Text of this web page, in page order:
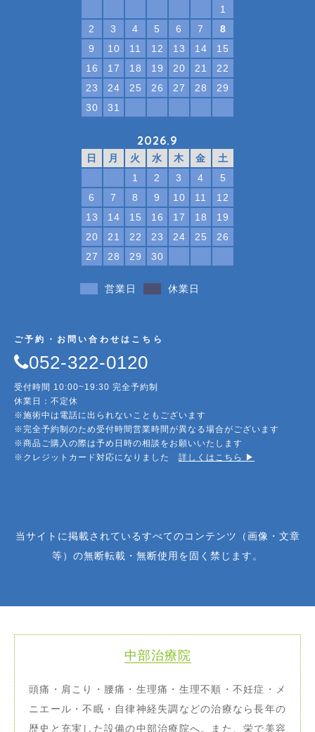
1
2
3 4 5 6 7
8
9
10 11 12 13 14
15
16
17 18 19 20 21
22
23
24 25 26 27 28
29
30
31
2026.9
日 月 火 水 木 金
土
1
2 3 4
5
6
7 8 9 10 11
12
13
14 15 16 17 18
19
20
21 22 23 24 25
26
27
28 29 30
営業日 休業日
ご予約・お問い合わせはこちら
052-322-0120
受付時間 10:00~19:30 完全予約制
休業日：不定休
※施術中は電話に出られないこともございます
※完全予約制のため受付時間営業時間が異なる場合がございます
※商品ご購入の際は予め日時の相談をお願いいたします
※クレジットカード対応になりました 詳しくはこちら ▶︎
当サイトに掲載されているすべてのコンテンツ（画像・文章
等）の無断転載・無断使用を固く禁じます。
中部治療院
頭痛・肩こり・腰痛・生理痛・生理不順・不妊症・メ
ニエール・不眠・自律神経失調などの治療なら長年の
歴史と充実した設備の中部治療院へ。また、栄で美容